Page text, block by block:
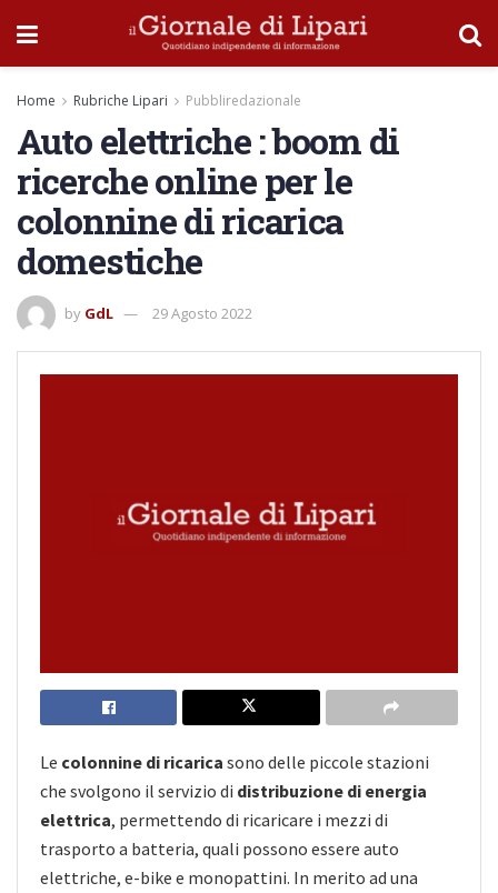
Home Rubriche Lipari Pubbliredazionale
Auto elettriche : boom di
ricerche online per le
colonnine di ricarica
domestiche
by GdL 29 Agosto 2022
Le colonnine di ricarica sono delle piccole stazioni
che svolgono il servizio di distribuzione di energia
elettrica, permettendo di ricaricare i mezzi di
trasporto a batteria, quali possono essere auto
elettriche, e-bike e monopattini. In merito ad una